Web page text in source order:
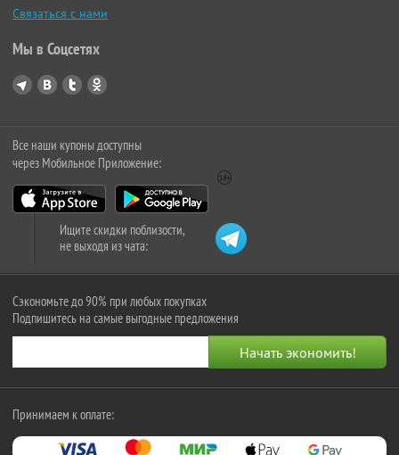
Связаться с нами
Мы в Соцсетях
Все наши купоны доступны
через Мобильное Приложение:
Ищите скидки поблизости,
не выходя из чата:
Сэкономьте до 90% при любых покупках
Подпишитесь на самые выгодные предложения
Принимаем к оплате: